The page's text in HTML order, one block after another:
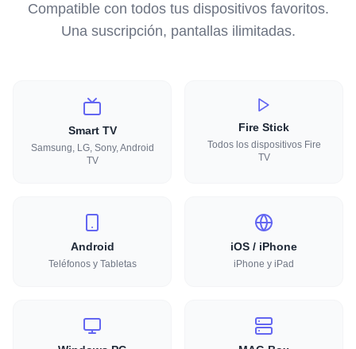
Compatible con todos tus dispositivos favoritos.
Una suscripción, pantallas ilimitadas.
Smart TV
Samsung, LG, Sony, Android
TV
Fire Stick
Todos los dispositivos Fire
TV
Android
Teléfonos y Tabletas
iOS / iPhone
iPhone y iPad